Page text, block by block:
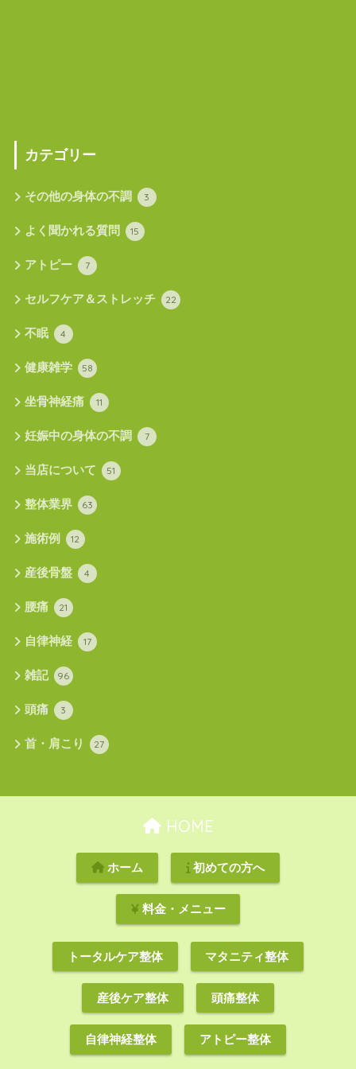
カテゴリー
その他の身体の不調 3
よく聞かれる質問 15
アトピー 7
セルフケア＆ストレッチ 22
不眠 4
健康雑学 58
坐骨神経痛 11
妊娠中の身体の不調 7
当店について 51
整体業界 63
施術例 12
産後骨盤 4
腰痛 21
自律神経 17
雑記 96
頭痛 3
首・肩こり 27
HOME
ホーム 初めての方へ
料金・メニュー
トータルケア整体 マタニティ整体
産後ケア整体 頭痛整体
自律神経整体 アトピー整体